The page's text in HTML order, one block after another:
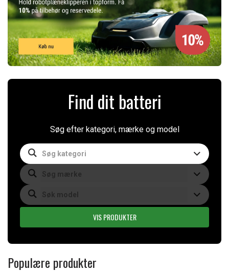
Find dit batteri
Søg efter kategori, mærke og model
VIS PRODUKTER
Populære produkter